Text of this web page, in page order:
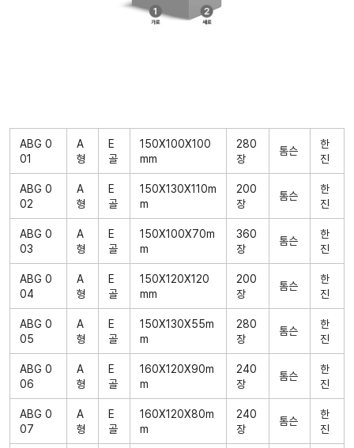
ABG 0
01
A
형
E
골
150X100X100
mm
280
장
톰슨
한
진
ABG 0
02
A
형
E
골
150X130X110m
m
200
장
톰슨
한
진
ABG 0
03
A
형
E
골
150X100X70m
m
360
장
톰슨
한
진
ABG 0
04
A
형
E
골
150X120X120
mm
200
장
톰슨
한
진
ABG 0
05
A
형
E
골
150X130X55m
m
280
장
톰슨
한
진
ABG 0
06
A
형
E
골
160X120X90m
m
240
장
톰슨
한
진
ABG 0
07
A
형
E
골
160X120X80m
m
240
장
톰슨
한
진